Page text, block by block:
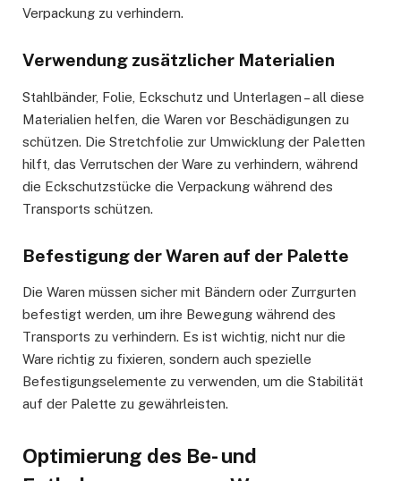
Verpackung zu verhindern.
Verwendung zusätzlicher Materialien
Stahlbänder, Folie, Eckschutz und Unterlagen – all diese
Materialien helfen, die Waren vor Beschädigungen zu
schützen. Die Stretchfolie zur Umwicklung der Paletten
hilft, das Verrutschen der Ware zu verhindern, während
die Eckschutzstücke die Verpackung während des
Transports schützen.
Befestigung der Waren auf der Palette
Die Waren müssen sicher mit Bändern oder Zurrgurten
befestigt werden, um ihre Bewegung während des
Transports zu verhindern. Es ist wichtig, nicht nur die
Ware richtig zu fixieren, sondern auch spezielle
Befestigungselemente zu verwenden, um die Stabilität
auf der Palette zu gewährleisten.
Optimierung des Be- und